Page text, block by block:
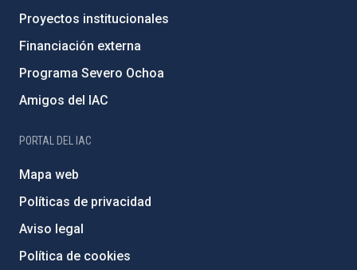
Proyectos institucionales
Financiación externa
Programa Severo Ochoa
Amigos del IAC
PORTAL DEL IAC
Mapa web
Políticas de privacidad
Aviso legal
Política de cookies